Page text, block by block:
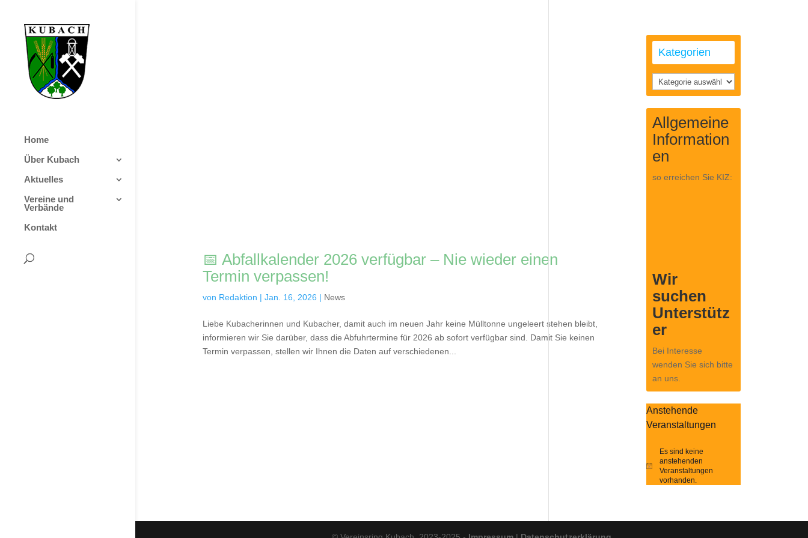
Home
Über Kubach
Aktuelles
Vereine und
Verbände
Kontakt
📅 Abfallkalender 2026 verfügbar – Nie wieder einen
Termin verpassen!
von Redaktion | Jan. 16, 2026 | News
Liebe Kubacherinnen und Kubacher, damit auch im neuen Jahr keine Mülltonne ungeleert stehen bleibt,
informieren wir Sie darüber, dass die Abfuhrtermine für 2026 ab sofort verfügbar sind. Damit Sie keinen
Termin verpassen, stellen wir Ihnen die Daten auf verschiedenen...
Kategorien
Kategorien
Allgemeine
Information
en
so erreichen Sie KIZ:
Wir
suchen
Unterstütz
er
Bei Interesse
wenden Sie sich bitte
an uns.
Anstehende
Veranstaltungen
Hinweis
Es sind keine
anstehenden
Veranstaltungen
vorhanden.